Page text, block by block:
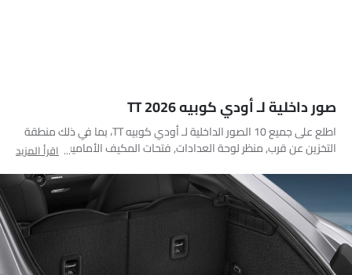
صور داخلية لـ أودي كوبيه TT 2026
اطلع على جميع 10 الصور الداخلية لـ أودي كوبيه TT، بما في ذلك منطقة
التخزين عن قرب, منظر لوحة العدادات, فتحات المكيف الأمامية, عجلة
الصوت, جهاز تحديد المواقع, التحكم المركزي
اقرأ المزيد